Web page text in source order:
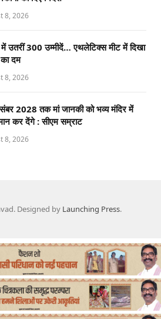
8, 2026
में उतरीं 300 उम्मीदें… एथलेटिक्स मीट में दिखा
दम
8, 2026
2028 तक मां जानकी को भव्य मंदिर में
कर देंगे : सीएम सम्राट
8, 2026
Designed by Launching Press.